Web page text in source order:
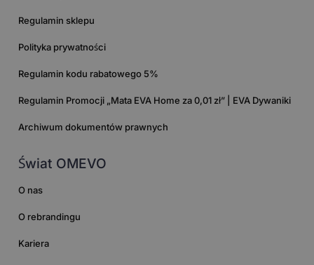
Regulamin sklepu
Polityka prywatności
Regulamin kodu rabatowego 5%
Regulamin Promocji „Mata EVA Home za 0,01 zł” | EVA Dywaniki
Archiwum dokumentów prawnych
Świat OMEVO
O nas
O rebrandingu
Kariera